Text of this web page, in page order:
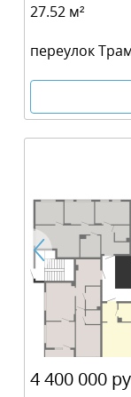
27.52 м²
переулок
4 400 000